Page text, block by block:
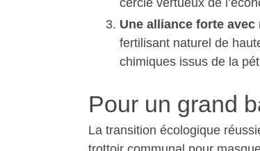
cercle vertueux de
Une alliance forte
fertilisant naturel de
chimiques issus de la
Pour un grand
La transition écologique